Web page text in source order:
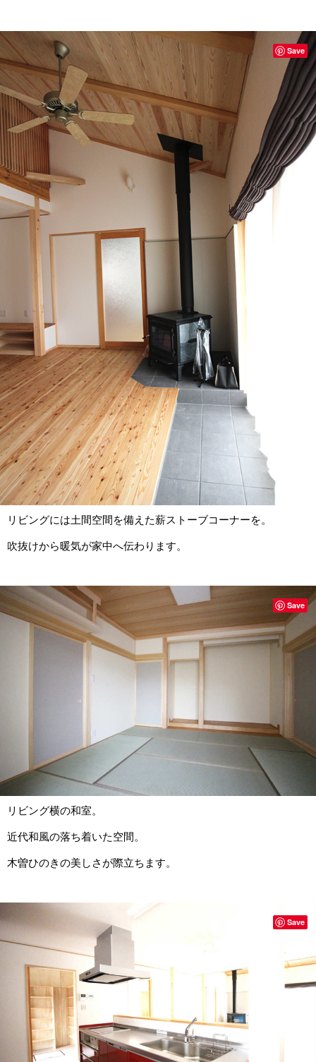
リビングには土間空間を備えた薪ストーブコーナーを。
吹抜けから暖気が家中へ伝わります。
Save
リビング横の和室。
近代和風の落ち着いた空間。
木曽ひのきの美しさが際立ちます。
Save
Save